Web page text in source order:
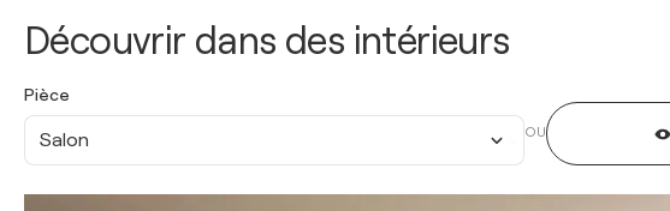
Découvrir dans des intérieurs
Pièce
Salon OU